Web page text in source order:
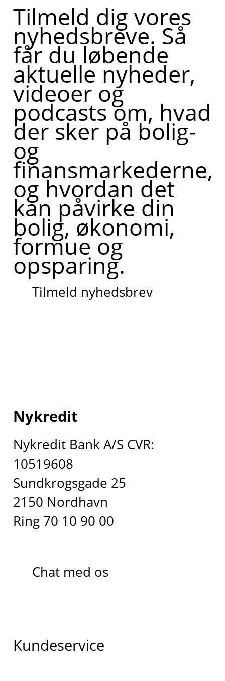
Tilmeld dig vores
nyhedsbreve. Så
får du løbende
aktuelle nyheder,
videoer og
podcasts om, hvad
der sker på bolig-
og
finansmarkederne,
og hvordan det
kan påvirke din
bolig, økonomi,
formue og
opsparing.
Tilmeld nyhedsbrev
Nykredit
Nykredit Bank A/S CVR:
10519608
Sundkrogsgade 25
2150 Nordhavn
Ring 70 10 90 00
Chat med os
Kundeservice